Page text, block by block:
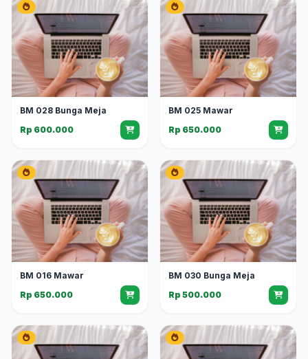
BM 028 Bunga Meja
Rp 600.000
BM 025 Mawar
Rp 650.000
BM 016 Mawar
Rp 650.000
BM 030 Bunga Meja
Rp 500.000